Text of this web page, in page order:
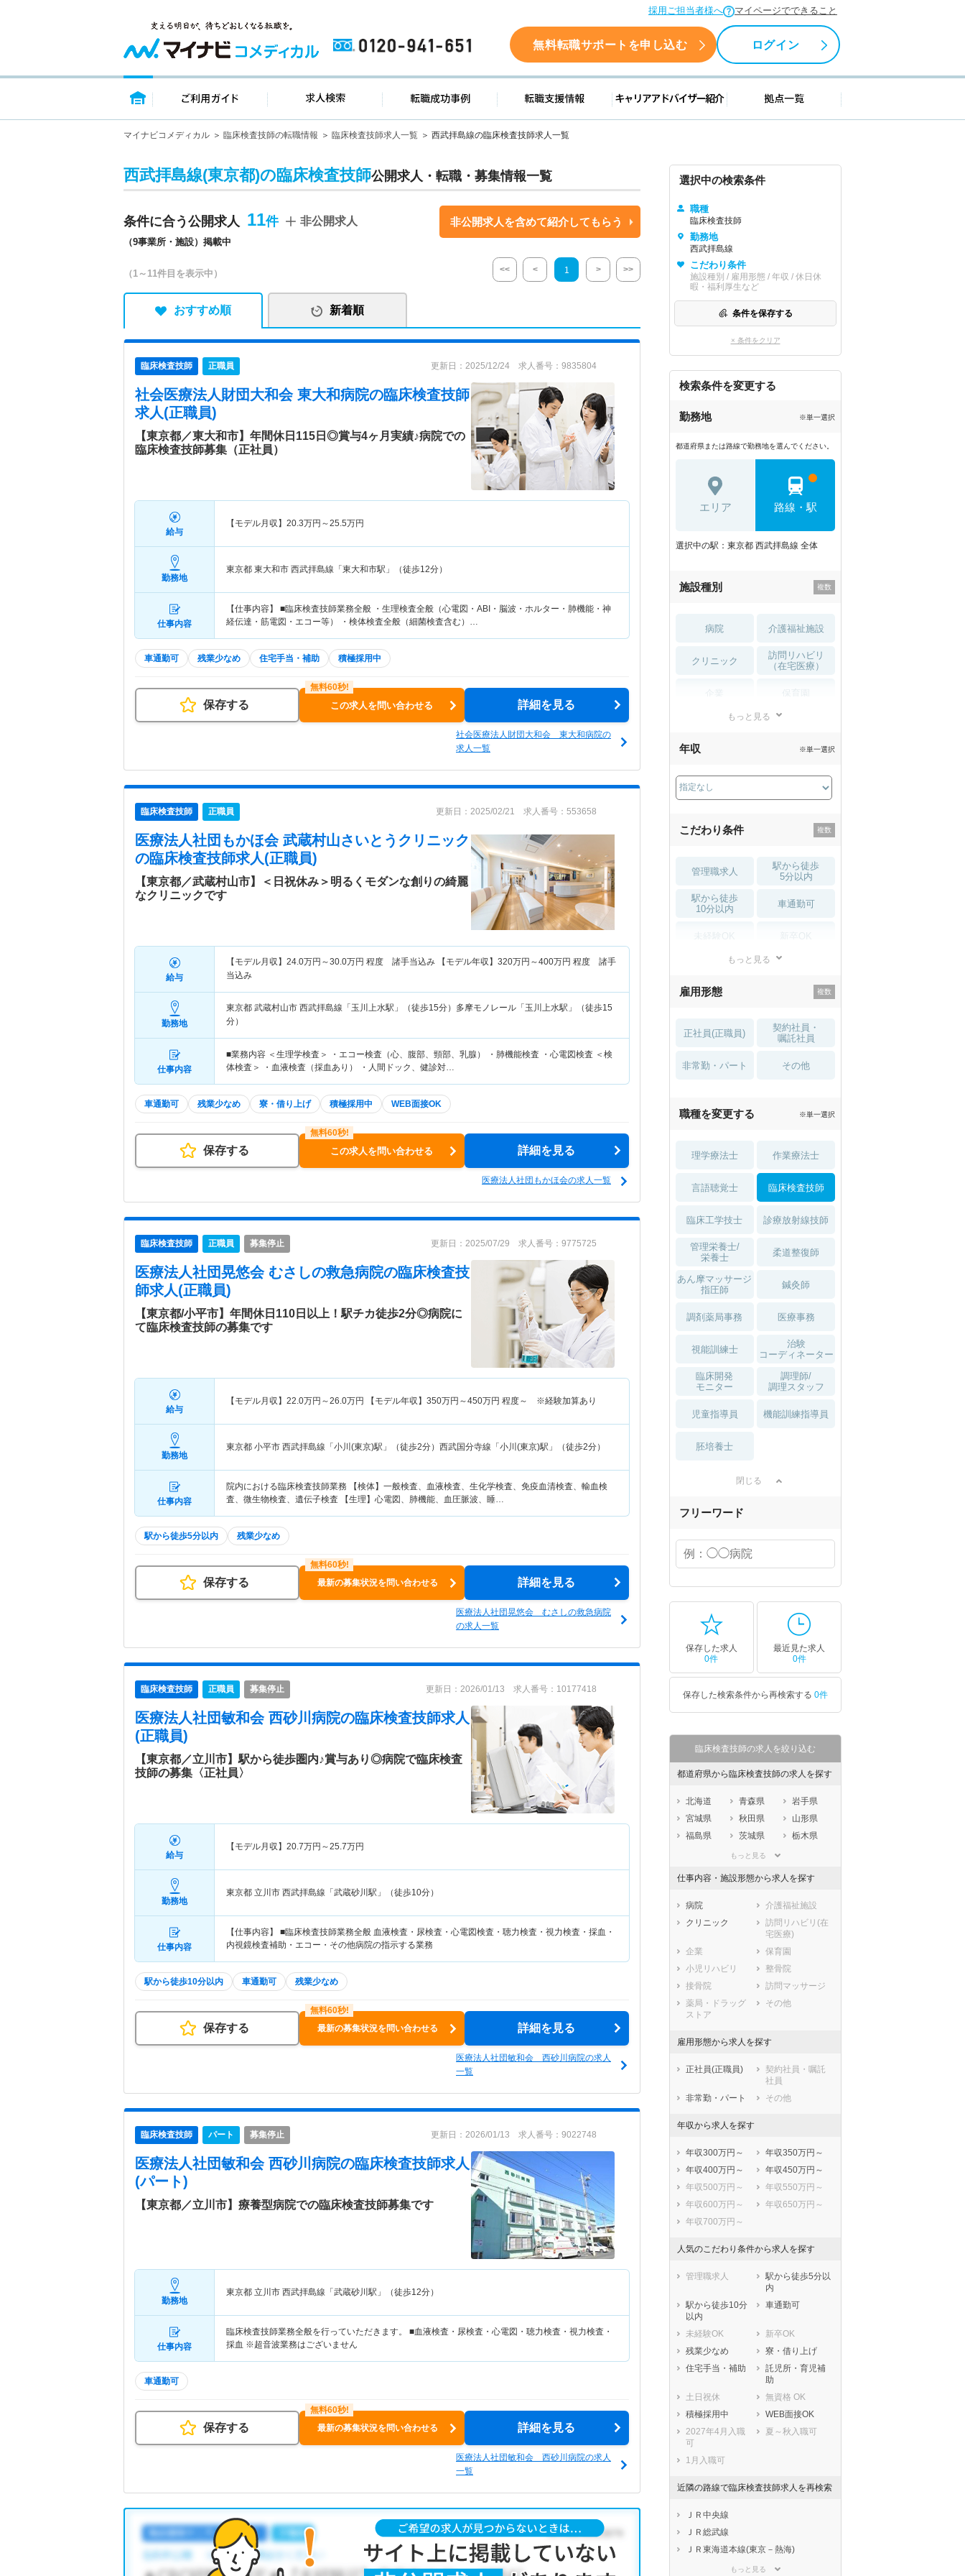
採用ご担当者様へ マイページでできること
0120-941-651 無料転職サポートを申し込む ログイン
トップページ ご利用ガイド 求人検索 転職成功事例 転職支援情報 キャリアアドバイザー紹介 拠点一覧
マイナビコメディカル 臨床検査技師の転職情報 臨床検査技師求人一覧 西武拝島線の臨床検査技師求人一覧
西武拝島線(東京都)の臨床検査技師公開求人・転職・募集情報一覧
条件に合う公開求人 11
（9事業所・施設）掲載中
非公開求人 非公開求人を含めて紹介してもらう
（1～11件目を表示中） << < 1 > >>
おすすめ順 新着順
臨床検査技師 正職員 更新日：2025/12/24 求人番号：9835804
社会医療法人財団大和会 東大和病院の臨床検査技師
求人(正職員)
【東京都／東大和市】年間休日115日◎賞与4ヶ月実績♪病院での
臨床検査技師募集（正社員）
給与
【モデル月収】 20.3万円～25.5万円
勤務地
東京都 東大和市 西武拝島線「東大和市駅」（徒歩12分）
仕事内容
【仕事内容】 ■臨床検査技師業務全般 ・生理検査全般（心電図・ABI・脳波・ホルター・肺機能・神
経伝達・筋電図・エコー等） ・検体検査全般（細菌検査含む）…
車通勤可 残業少なめ 住宅手当・補助 積極採用中
保存する この求人を問い合わせる 詳細を見る
社会医療法人財団大和会 東大和病院の
求人一覧
臨床検査技師 正職員 更新日：2025/02/21 求人番号：553658
医療法人社団もかほ会 武蔵村山さいとうクリニック
の臨床検査技師求人(正職員)
【東京都／武蔵村山市】＜日祝休み＞明るくモダンな創りの綺麗
なクリニックです
給与
【モデル月収】 24.0万円～30.0万円 程度 諸手当込み 【モデル年収】 320万円～400万円 程度 諸手
当込み
勤務地
東京都 武蔵村山市 西武拝島線「玉川上水駅」（徒歩15分）多摩モノレール「玉川上水駅」（徒歩15
分）
仕事内容
■業務内容 ＜生理学検査＞ ・エコー検査（心、腹部、頸部、乳腺） ・肺機能検査 ・心電図検査 ＜検
体検査＞ ・血液検査（採血あり） ・人間ドック、健診対…
車通勤可 残業少なめ 寮・借り上げ 積極採用中 WEB面接OK
保存する この求人を問い合わせる 詳細を見る
医療法人社団もかほ会の求人一覧
臨床検査技師 正職員 募集停止 更新日：2025/07/29 求人番号：9775725
医療法人社団晃悠会 むさしの救急病院の臨床検査技
師求人(正職員)
【東京都/小平市】年間休日110日以上！駅チカ徒歩2分◎病院に
て臨床検査技師の募集です
給与
【モデル月収】 22.0万円～26.0万円 【モデル年収】 350万円～450万円 程度～ ※経験加算あり
勤務地
東京都 小平市 西武拝島線「小川(東京)駅」（徒歩2分）西武国分寺線「小川(東京)駅」（徒歩2分）
仕事内容
院内における臨床検査技師業務 【検体】一般検査、血液検査、生化学検査、免疫血清検査、輸血検
査、微生物検査、遺伝子検査 【生理】心電図、肺機能、血圧脈波、睡…
駅から徒歩5分以内 残業少なめ
保存する 最新の募集状況を問い合わせる 詳細を見る
医療法人社団晃悠会 むさしの救急病院
の求人一覧
臨床検査技師 正職員 募集停止 更新日：2026/01/13 求人番号：10177418
医療法人社団敏和会 西砂川病院の臨床検査技師求人
(正職員)
【東京都／立川市】駅から徒歩圏内♪賞与あり◎病院で臨床検査
技師の募集〈正社員〉
給与
【モデル月収】 20.7万円～25.7万円
勤務地
東京都 立川市 西武拝島線「武蔵砂川駅」（徒歩10分）
仕事内容
【仕事内容】 ■臨床検査技師業務全般 血液検査・尿検査・心電図検査・聴力検査・視力検査・採血・
内視鏡検査補助・エコー・その他病院の指示する業務
駅から徒歩10分以内 車通勤可 残業少なめ
保存する 最新の募集状況を問い合わせる 詳細を見る
医療法人社団敏和会 西砂川病院の求人
一覧
臨床検査技師 パート 募集停止 更新日：2026/01/13 求人番号：9022748
医療法人社団敏和会 西砂川病院の臨床検査技師求人
(パート)
【東京都／立川市】療養型病院での臨床検査技師募集です
勤務地
東京都 立川市 西武拝島線「武蔵砂川駅」（徒歩12分）
仕事内容
臨床検査技師業務全般を行っていただきます。 ■血液検査・尿検査・心電図・聴力検査・視力検査・
採血 ※超音波業務はございません
車通勤可
保存する 最新の募集状況を問い合わせる 詳細を見る
医療法人社団敏和会 西砂川病院の求人
一覧
選択中の検索条件
職種
臨床検査技師
勤務地
西武拝島線
こだわり条件
施設種別 / 雇用形態 / 年収 / 休日休
暇・福利厚生など
条件を保存する
× 条件をクリア
検索条件を変更する
勤務地 ※単一選択
都道府県または路線で勤務地を選んでください。
エリア 路線・駅
選択中の駅：東京都 西武拝島線 全体
施設種別
病院 介護福祉施設
クリニック
訪問リハビリ
（在宅医療）
薬局・
もっと見る
年収 ※単一選択
こだわり条件
管理職求人
駅から徒歩
5分以内
駅から徒歩
10分以内
車通勤可
住宅手当・補助
土日祝休 無資格 OK
積極採用中 WEB面接OK
もっと見る
雇用形態
正社員(正職員)
契約社員・
嘱託社員
非常勤・パート その他
職種を変更する ※単一選択
理学療法士 作業療法士
言語聴覚士 臨床検査技師
臨床工学技士 診療放射線技師
管理栄養士/
栄養士
柔道整復師
あん摩マッサージ
指圧師
鍼灸師
調剤薬局事務 医療事務
視能訓練士
治験
コーディネーター
臨床開発
モニター
調理師/
調理スタッフ
児童指導員 機能訓練指導員
胚培養士
閉じる
フリーワード
保存した求人
0件
最近見た求人
0件
保存した検索条件から再検索する 0件
臨床検査技師の求人を絞り込む
都道府県から臨床検査技師の求人を探す
北海道 青森県
岩手県
宮城県
秋田県
山形県
福島県
茨城県
栃木県
埼玉県
石川県
福井県
岐阜県
静岡県
愛知県
三重県
大阪府
兵庫県
奈良県
鳥取県
島根県
広島県
山口県
徳島県
香川県
愛媛県
熊本県
大分県
もっと見る
仕事内容・施設形態から求人を探す
病院
介護福祉施設
クリニック
訪問リハビリ(在
宅医療)
企業
保育園
小児リハビリ
整骨院
接骨院
訪問マッサージ
薬局・ドラッグ
ストア
その他
雇用形態から求人を探す
正社員(正職員)
契約社員・嘱託
社員
非常勤・パート
その他
年収から求人を探す
年収300万円～
年収350万円～
年収400万円～
年収450万円～
年収500万円～
年収550万円～
年収600万円～
年収650万円～
年収700万円～
人気のこだわり条件から求人を探す
管理職求人
駅から徒歩5分以
内
駅から徒歩10分
以内
車通勤可
未経験OK
新卒OK
残業少なめ
寮・借り上げ
住宅手当・補助
託児所・育児補
助
土日祝休
無資格 OK
積極採用中
WEB面接OK
2027年4月入職
可
夏～秋入職可
1月入職可
近隣の路線で臨床検査技師求人を再検索
ＪＲ中央線
ＪＲ総武線
ＪＲ東海道本線(東京－熱海)
ＪＲ京浜東北線もっと見る